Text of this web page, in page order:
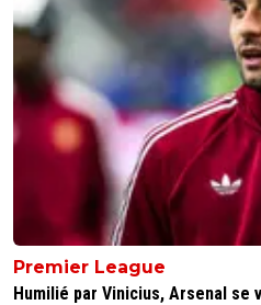
Premier League
Humilié par Vinicius, Arsenal se